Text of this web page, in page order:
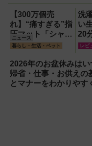
【300万個売
れ】“痛すぎる”指
圧マット「シャク
ティマット」の新
色を渋谷で体験で
きるイベント開
催！
ニュース
暮らし・生活・ペット
洗
い
20
洗
ル
用
分
レビ
2026年のお盆休みはい
帰省・仕事・お供えの
とマナーをわかりやす